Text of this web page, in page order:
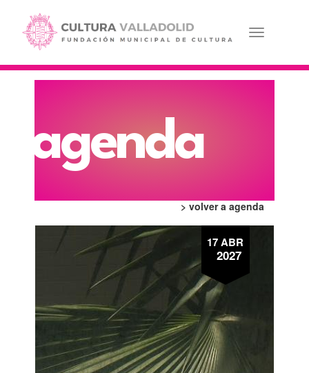
contenido
principal
Toggle
agenda
> volver a agenda
17 ABR
2027